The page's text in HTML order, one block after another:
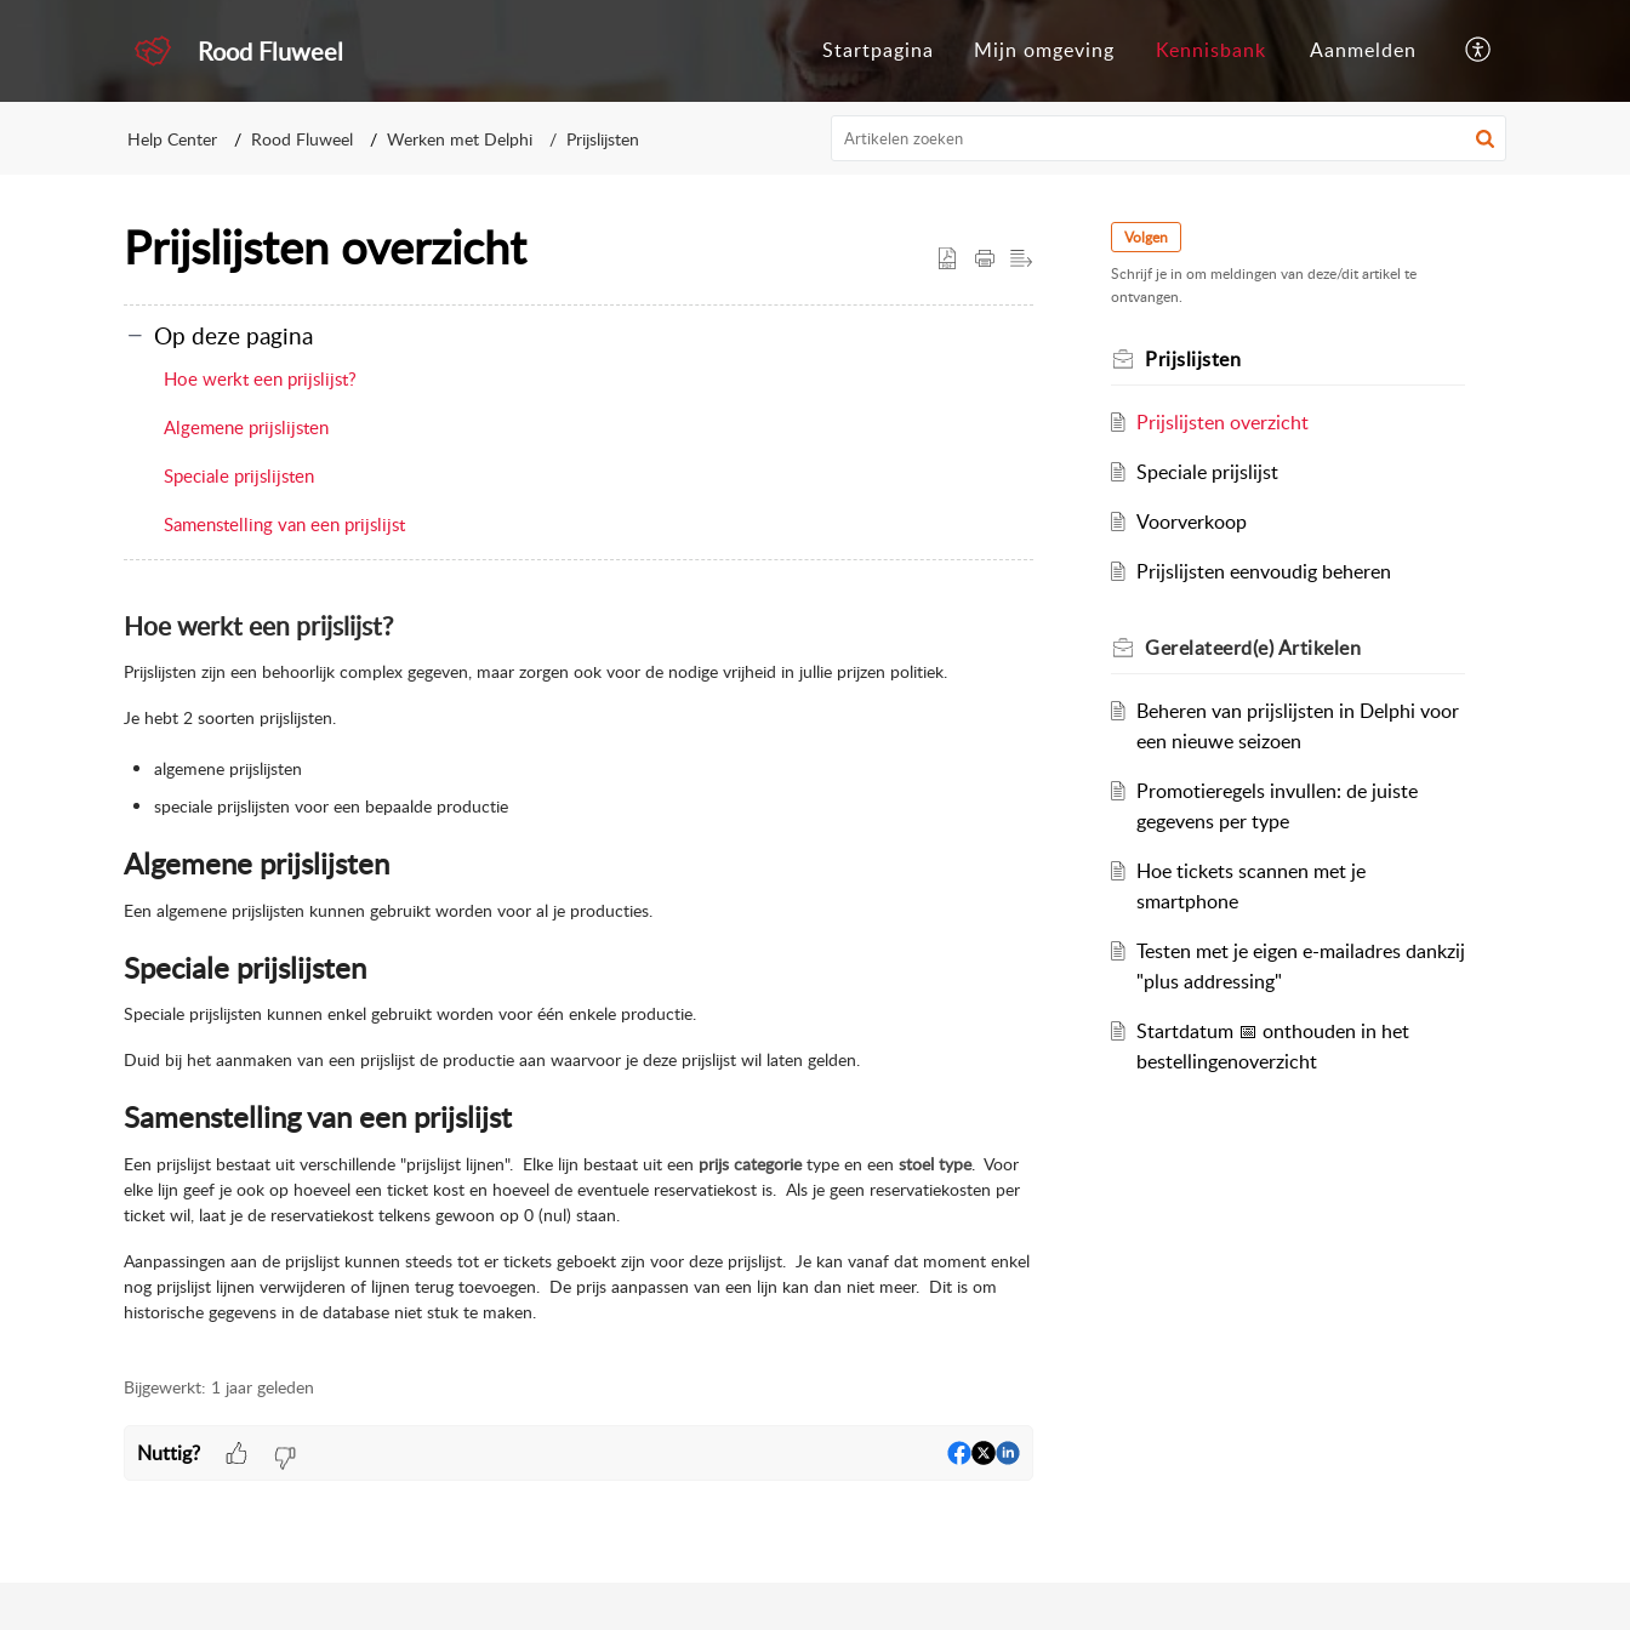
Rood Fluweel Startpagina Mijn omgeving Kennisbank Aanmelden
Help Center Rood Fluweel Werken met Delphi Prijslijsten
Prijslijsten overzicht
Op deze pagina
Hoe werkt een prijslijst?
Algemene prijslijsten
Speciale prijslijsten
Samenstelling van een prijslijst
Hoe werkt een prijslijst?
Prijslijsten zijn een behoorlijk complex gegeven, maar zorgen ook voor de nodige vrijheid in jullie prijzen politiek.
Je hebt 2 soorten prijslijsten.
algemene prijslijsten
speciale prijslijsten voor een bepaalde productie
Algemene prijslijsten
Een algemene prijslijsten kunnen gebruikt worden voor al je producties.
Speciale prijslijsten
Speciale prijslijsten kunnen enkel gebruikt worden voor één enkele productie.
Duid bij het aanmaken van een prijslijst de productie aan waarvoor je deze prijslijst wil laten gelden.
Samenstelling van een prijslijst
Een prijslijst bestaat uit verschillende "prijslijst lijnen". Elke lijn bestaat uit een prijs categorietype en een stoel type. Voor
elke lijn geef je ook op hoeveel een ticket kost en hoeveel de eventuele reservatiekost is. Als je geen reservatiekosten per
ticket wil, laat je de reservatiekost telkens gewoon op 0 (nul) staan.
Aanpassingen aan de prijslijst kunnen steeds tot er tickets geboekt zijn voor deze prijslijst. Je kan vanaf dat moment enkel
nog prijslijst lijnen verwijderen of lijnen terug toevoegen. De prijs aanpassen van een lijn kan dan niet meer. Dit is om
historische gegevens in de database niet stuk te maken.
Bijgewerkt: 1 jaar geleden
Nuttig?
Volgen
Schrijf je in om meldingen van deze/dit artikel te
ontvangen.
Prijslijsten
Prijslijsten overzicht
Speciale prijslijst
Voorverkoop
Prijslijsten eenvoudig beheren
Gerelateerd(e)Artikelen
Beheren van prijslijsten in Delphi voor
een nieuwe seizoen
Promotieregels invullen: de juiste
gegevens per type
Hoe tickets scannen met je
smartphone
Testen met je eigen e-mailadres dankzij
"plus addressing"
Startdatum 📅 onthouden in het
bestellingenoverzicht